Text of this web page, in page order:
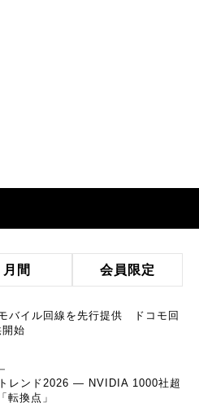
月間 会員限定
バイル回線を先行提供 ドコモ回
始
レンド2026 ― NVIDIA 1000社超
転換点」